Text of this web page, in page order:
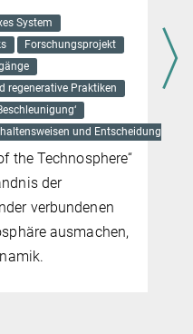
System
Forschungsprojekt
regenerative Praktiken
und Entscheidungen
the Technosphere“
der
verbundenen
ausmachen,